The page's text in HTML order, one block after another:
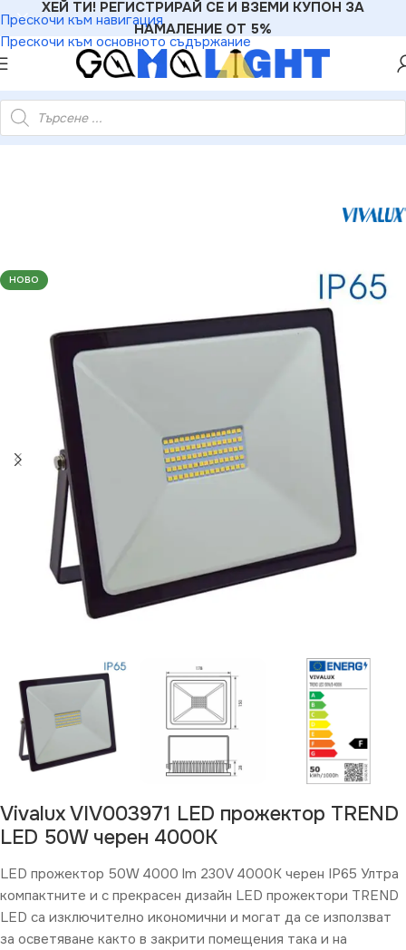
Прескочи към навигация
Прескочи към основното съдържание
ХЕЙ ТИ! РЕГИСТРИРАЙ СЕ И ВЗЕМИ КУПОН ЗА
НАМАЛЕНИЕ ОТ 5%
VIV003971 LED прожектор TREND LED 50W черен 4000K
НОВО
Vivalux VIV003971 LED прожектор TREND
LED 50W черен 4000K
LED прожектор 50W 4000 lm 230V 4000K черен IP65 Ултра
компактните и с прекрасен дизайн LED прожектори TREND
LED са изключително икономични и могат да се използват
за осветяване както в закрити помещения така и на